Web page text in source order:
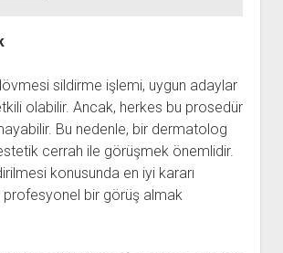
sildirme işlemi, uygun adaylar
olabilir. Ancak, herkes bu prosedür
Bu nedenle, bir dermatolog
cerrah ile görüşmek önemlidir.
konusunda en iyi kararı
profesyonel bir görüş almak